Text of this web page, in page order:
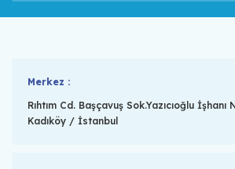
Merkez :
Rıhtım Cd. Başçavuş Sok.Yazıcıoğlu İşhanı
Kadıköy / İstanbul